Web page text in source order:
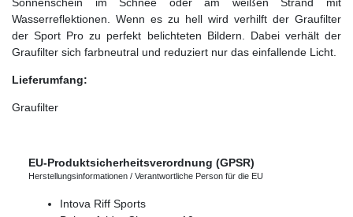
Wasserreflektionen. Wenn es zu hell wird verhilft der Graufilter
der Sport Pro zu perfekt belichteten Bildern. Dabei verhält der
Graufilter sich farbneutral und reduziert nur das einfallende Licht.
Lieferumfang:
Graufilter
EU-Produktsicherheitsverordnung (GPSR)
Herstellungsinformationen / Verantwortliche Person für die EU
Intova Riff Sports